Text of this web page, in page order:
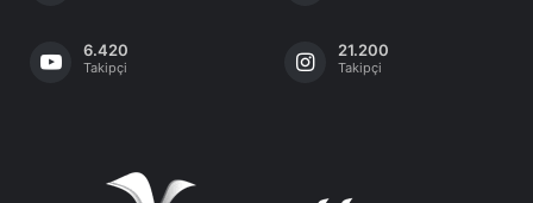
6.420
Takipçi
21.200
Takipçi